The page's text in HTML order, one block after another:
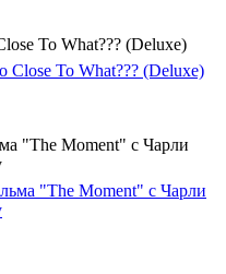
To What??? (Deluxe)
"The Moment" с Чарли